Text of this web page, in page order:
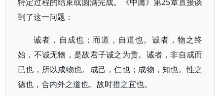
到了这一问题：
诚者，自成也；而道，自道也。诚者，物之终
始，不诚无物，是故君子诚之为贵。诚者，非自成而
已也，所以成物也。成己，仁也；成物，知也。性之
德也，合内外之道也。故时措之宜也。